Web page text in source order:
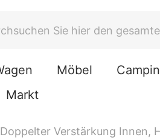
Möbel
Markt
Verstärkung Innen,